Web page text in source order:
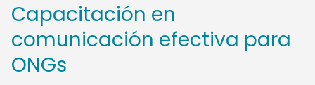
Capacitación en
comunicación efectiva para
ONGs